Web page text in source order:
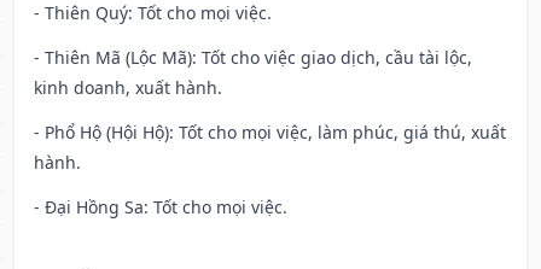
- Thiên Quý: Tốt cho mọi việc.
- Thiên Mã (Lộc Mã): Tốt cho việc giao dịch, cầu tài lộc,
kinh doanh, xuất hành.
- Phổ Hộ (Hội Hộ): Tốt cho mọi việc, làm phúc, giá thú, xuất
hành.
- Đại Hồng Sa: Tốt cho mọi việc.